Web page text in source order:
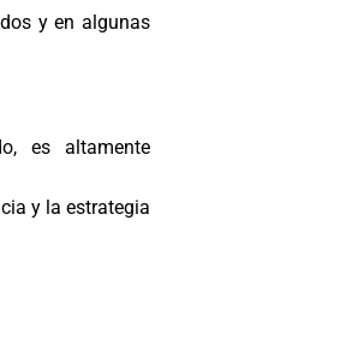
y en algunas
es altamente
y la estrategia